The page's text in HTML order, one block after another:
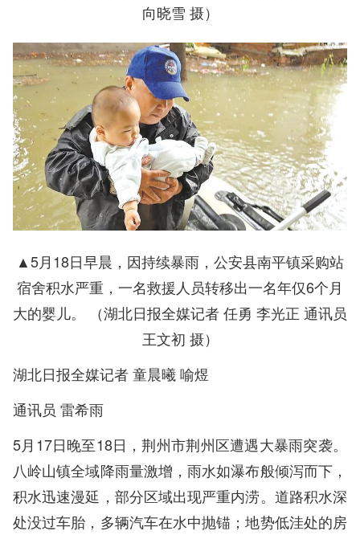
向晓雪 摄）
▲5月18日早晨，因持续暴雨，公安县南平镇采购站
宿舍积水严重，一名救援人员转移出一名年仅6个月
大的婴儿。 （湖北日报全媒记者 任勇 李光正 通讯员
王文初 摄）
湖北日报全媒记者 童晨曦 喻煜
通讯员 雷希雨
5月17日晚至18日，荆州市荆州区遭遇大暴雨突袭。
八岭山镇全域降雨量激增，雨水如瀑布般倾泻而下，
积水迅速漫延，部分区域出现严重内涝。道路积水深
处没过车胎，多辆汽车在水中抛锚；地势低洼处的房